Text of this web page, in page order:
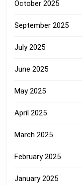
October 2025
September 2025
July 2025
June 2025
May 2025
April 2025
March 2025
February 2025
January 2025